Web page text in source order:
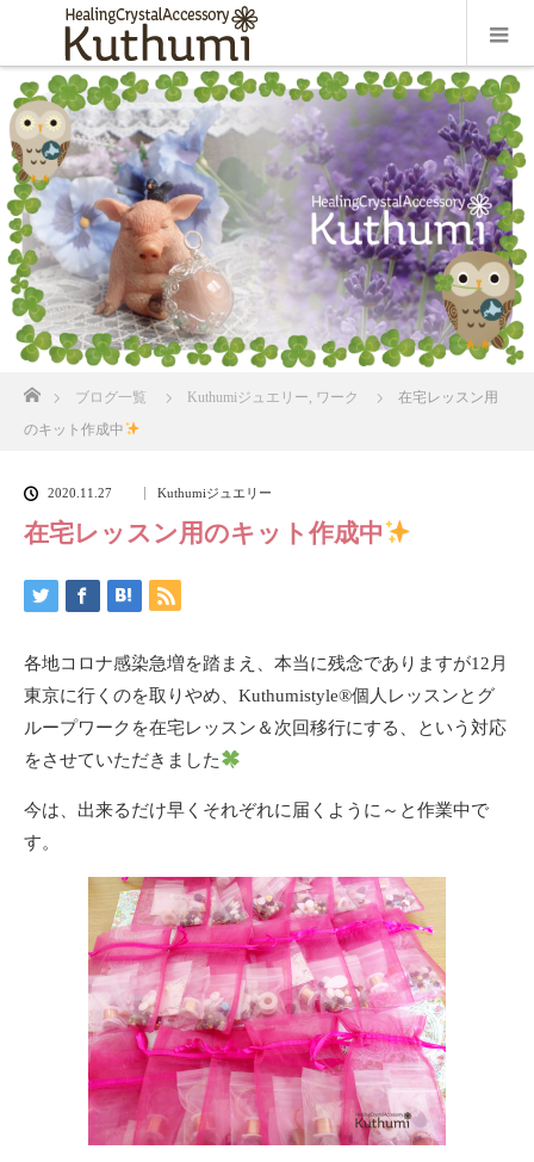
ブログ一覧 Kuthumiジュエリー, ワーク
在宅レッスン用
のキット作成中
2020.11.27 Kuthumiジュエリー
在宅レッスン用のキット作成中
各地コロナ感染急増を踏まえ、本当に残念でありますが12月
東京に行くのを取りやめ、Kuthumistyle®️個人レッスンとグ
ループワークを在宅レッスン＆次回移行にする、という対応
をさせていただきました
今は、出来るだけ早くそれぞれに届くように～と作業中で
す。